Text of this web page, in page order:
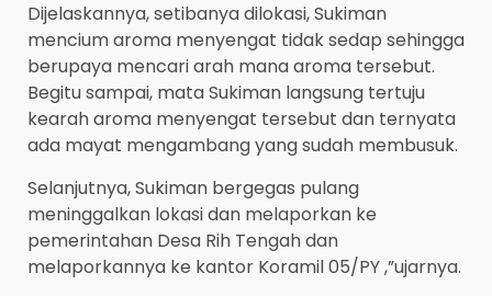
Dijelaskannya, setibanya dilokasi, Sukiman
mencium aroma menyengat tidak sedap sehingga
berupaya mencari arah mana aroma tersebut.
Begitu sampai, mata Sukiman langsung tertuju
kearah aroma menyengat tersebut dan ternyata
ada mayat mengambang yang sudah membusuk.
Selanjutnya, Sukiman bergegas pulang
meninggalkan lokasi dan melaporkan ke
pemerintahan Desa Rih Tengah dan
melaporkannya ke kantor Koramil 05/PY ,”ujarnya.